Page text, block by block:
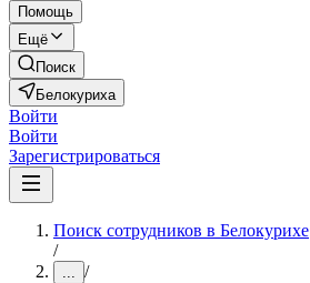
Помощь
Ещё
Поиск
Белокуриха
Войти
Войти
Зарегистрироваться
Поиск сотрудников в Белокурихе
/
... /